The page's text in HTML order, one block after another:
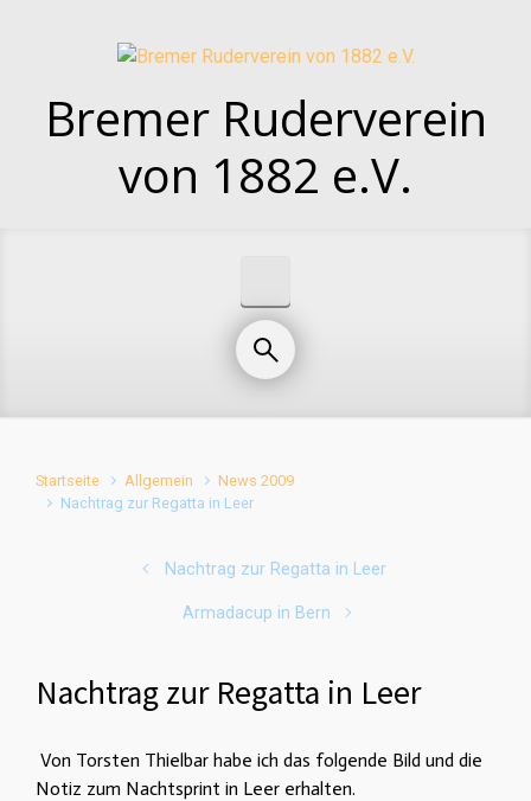
Bremer Ruderverein
von 1882 e.V.
Startseite Allgemein
News 2009
Nachtrag zur Regatta in Leer
Nachtrag zur Regatta in Leer
Armadacup in Bern
Nachtrag zur Regatta in Leer
Von Torsten Thielbar habe ich das folgende Bild und die
Notiz zum Nachtsprint in Leer erhalten.